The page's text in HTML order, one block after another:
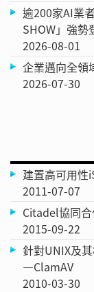
逾200家AI業
SHOW」強勢
2026-08-01
企業邁向全領
2026-07-30
建置高可用性
2011-07-07
Citadel協同
2015-09-22
針對UNIX及
—ClamAV
2010-03-30